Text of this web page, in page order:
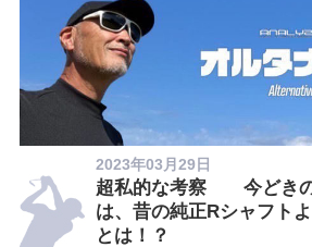
2023年03月29日
超私的な考察 今どきの
は、昔の純正Rシャフト
とは！？